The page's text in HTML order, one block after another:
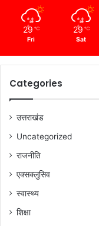
29 ℃
Fri
29 ℃
Sat
Categories
उत्तराखंड
Uncategorized
राजनीति
एक्सक्लुसिव
स्वास्थ्य
शिक्षा